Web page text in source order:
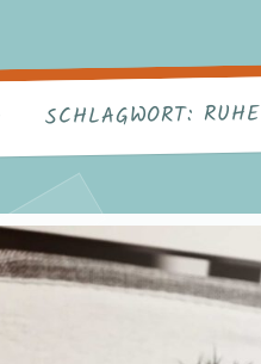
SCHLAGWORT:RUHE